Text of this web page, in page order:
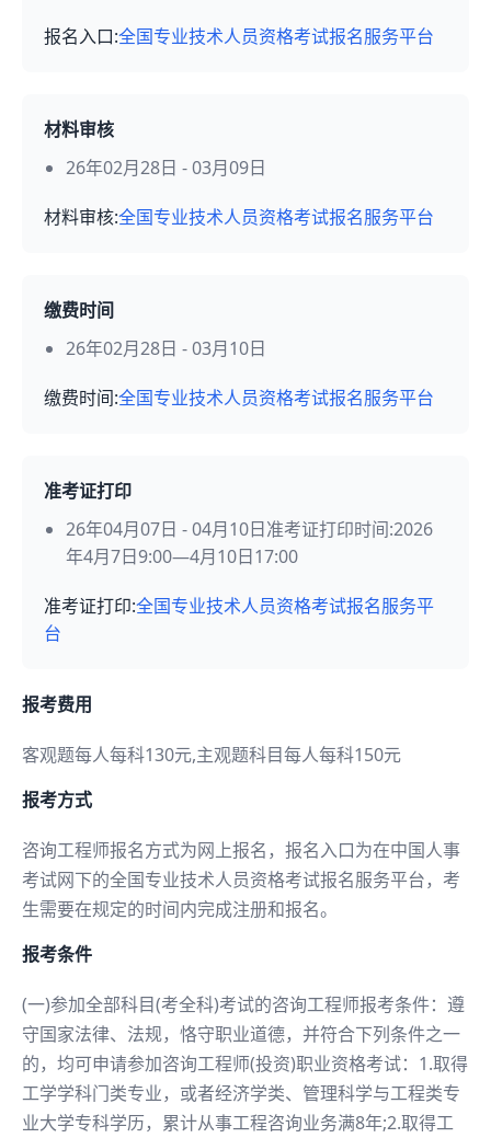
报名入口:全国专业技术人员资格考试报名服务平台
材料审核
26年02月28日 - 03月09日
材料审核:全国专业技术人员资格考试报名服务平台
缴费时间
26年02月28日 - 03月10日
缴费时间:全国专业技术人员资格考试报名服务平台
准考证打印
26年04月07日 - 04月10日准考证打印时间:2026
年4月7日9:00—4月10日17:00
准考证打印:全国专业技术人员资格考试报名服务平
台
报考费用
客观题每人每科130元,主观题科目每人每科150元
报考方式
咨询工程师报名方式为网上报名，报名入口为在中国人事
考试网下的全国专业技术人员资格考试报名服务平台，考
生需要在规定的时间内完成注册和报名。
报考条件
(一)参加全部科目(考全科)考试的咨询工程师报考条件：遵
守国家法律、法规，恪守职业道德，并符合下列条件之一
的，均可申请参加咨询工程师(投资)职业资格考试：1.取得
工学学科门类专业，或者经济学类、管理科学与工程类专
业大学专科学历，累计从事工程咨询业务满8年;2.取得工